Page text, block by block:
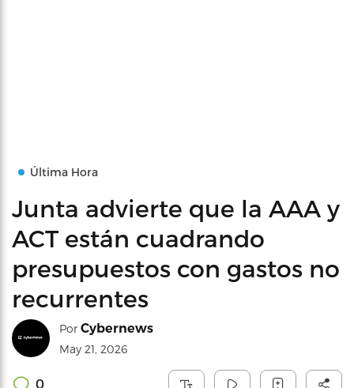
Última Hora
Junta advierte que la AAA y
ACT están cuadrando
presupuestos con gastos no
recurrentes
Por Cybernews
May 21, 2026
0